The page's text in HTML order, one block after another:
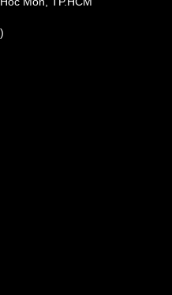
du lịch